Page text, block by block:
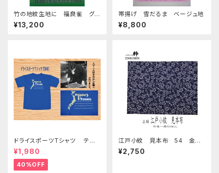
竹の地紋生地に 福良雀 グリ
ーン地
¥13,200
帯揚げ 雪だるま ベージュ地
¥8,800
ドライスポーツTシャツ テニ
ス
¥1,980
40%OFF
江戸小紋 見本布 54 金通
し生地「雪輪にさくら」紫地 Ed
o Komon sample cloth
¥2,750